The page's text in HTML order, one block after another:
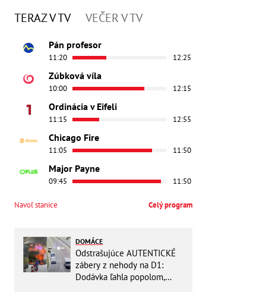
TERAZ V TV VEČER V TV
Pán profesor
11:20 12:25
Zúbková víla
10:00 12:15
Ordinácia v Eifeli
11:15 12:55
Chicago Fire
11:05 11:50
Major Payne
09:45 11:50
Navoľ stanice Celý program
DOMÁCE
Odstrašujúce AUTENTICKÉ
zábery z nehody na D1:
Dodávka ľahla popolom,